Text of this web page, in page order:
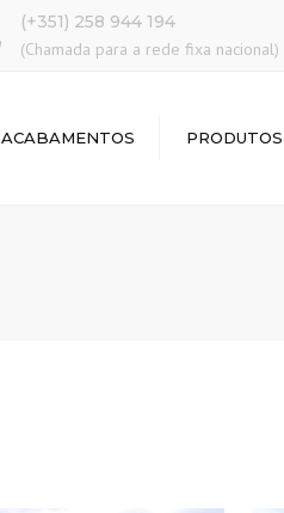
(+351) 258 944 194
(Chamada para a rede fixa nacional)
ACABAMENTOS PRODUTOS